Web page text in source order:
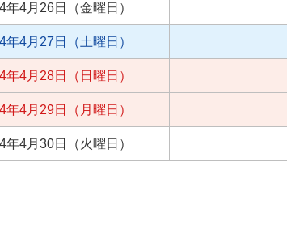
年4月26日（金曜日）
年4月27日（土曜日）
年4月28日（日曜日）
年4月29日（月曜日）
年4月30日（火曜日）